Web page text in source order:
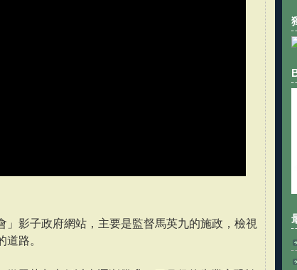
影子政府網站，主要是監督馬英九的施政，檢視
路。